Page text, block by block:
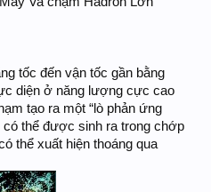
tốc đến vận tốc gần bằng
diện ở năng lượng cực cao
tạo ra một “lò phản ứng
có thể được sinh ra trong chớp
thể xuất hiện thoáng qua